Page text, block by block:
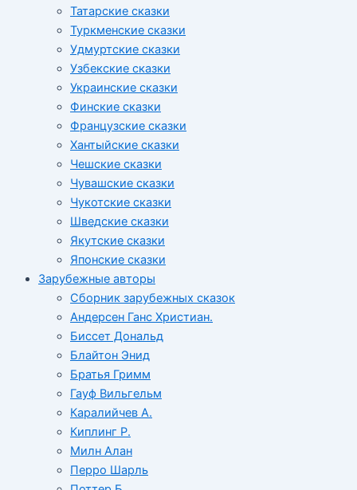
Татарские сказки
Туркменские сказки
Удмуртские сказки
Узбекские сказки
Украинские сказки
Финские сказки
Французские сказки
Хантыйские сказки
Чешские сказки
Чувашские сказки
Чукотские сказки
Шведские сказки
Якутские сказки
Японские сказки
Зарубежные авторы
Сборник зарубежных сказок
Андерсен Ганс Христиан.
Биссет Дональд
Блайтон Энид
Братья Гримм
Гауф Вильгельм
Каралийчев А.
Киплинг Р.
Милн Алан
Перро Шарль